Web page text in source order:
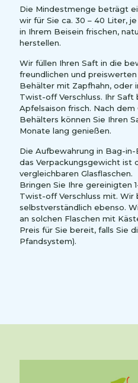
Die Mindestmenge beträgt
wir für Sie ca. 30 – 40 Liter,
in Ihrem Beisein frischen,
herstellen.
Wir füllen Ihren Saft in die
freundlichen und
Behälter mit Zapfhahn, oder
Twist-off Verschluss. Ihr
Apfelsaison frisch. Nach
Behälters können Sie Ihren
Monate lang genießen.
Die Aufbewahrung in Bag-
das Verpackungsgewicht ist
vergleichbaren Glasflaschen.
Bringen Sie Ihre gereinigten
Twist-off Verschluss mit. Wir
selbstverständlich ebenso.
an solchen Flaschen mit
Preis für Sie bereit, falls Sie
Pfandsystem).